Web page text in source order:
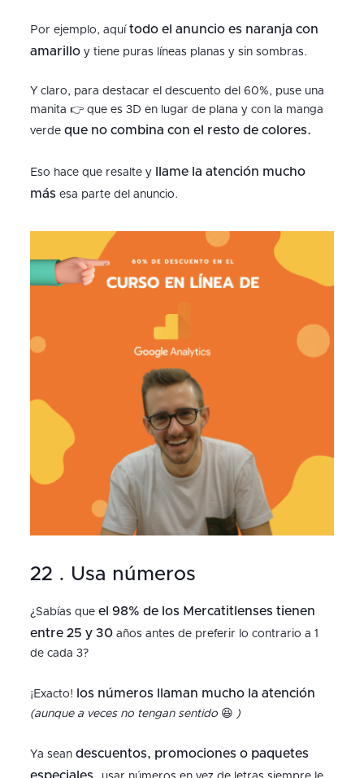
Por ejemplo, aquí todo el anuncio es naranja con
amarilloy tiene puras líneas planas y sin sombras.
Y claro, para destacar el descuento del 60%, puse una
manita 👉 que es 3D en lugar de plana y con la manga
verde que no combina con el resto de colores.
Eso hace que resalte y
llame la atención mucho
más esa parte del anuncio.
22 . Usa números
¿Sabías que el 98% de los Mercatitlenses tienen
entre 25 y 30años antes de preferir lo contrario a 1
de cada 3?
¡Exacto! los números llaman mucho la atención
(aunque a veces no tengan sentido 😆 )
Ya sean descuentos, promociones o paquetes